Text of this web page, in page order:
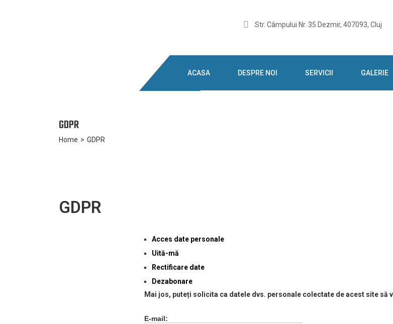
Str. Câmpului Nr. 35 Dezmir, 407093, Cluj
ACASA DESPRE NOI SERVICII GALERIE
GDPR
Home > GDPR
GDPR
Acces date personale
Uită-mă
Rectificare date
Dezabonare
Mai jos, puteți solicita ca datele dvs. personale colectate de acest site să
E-mail: